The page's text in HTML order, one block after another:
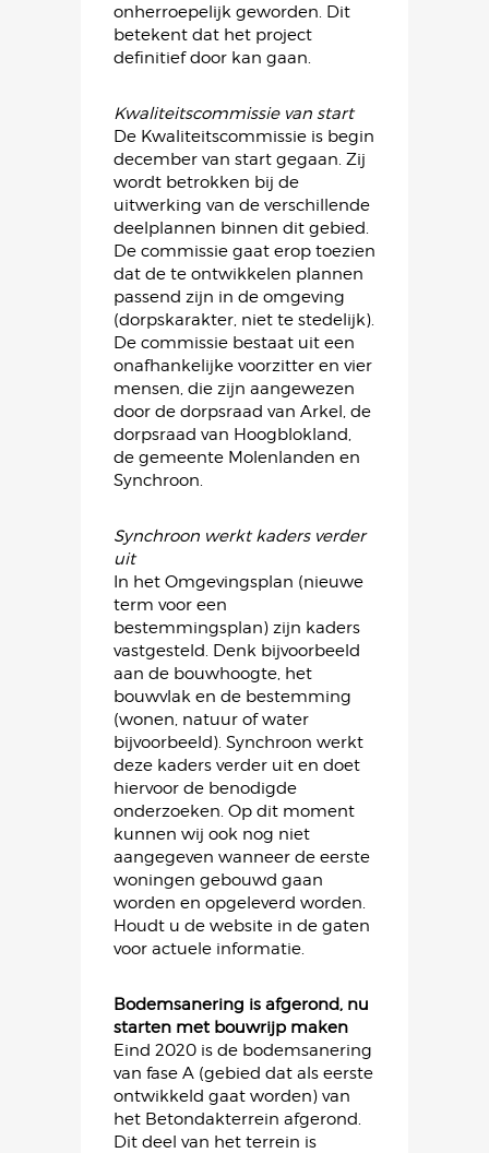
onherroepelijk geworden. Dit
betekent dat het project
definitief door kan gaan.
Kwaliteitscommissie van start
De Kwaliteitscommissie is begin
december van start gegaan. Zij
wordt betrokken bij de
uitwerking van de verschillende
deelplannen binnen dit gebied.
De commissie gaat erop toezien
dat de te ontwikkelen plannen
passend zijn in de omgeving
(dorpskarakter, niet te stedelijk).
De commissie bestaat uit een
onafhankelijke voorzitter en vier
mensen, die zijn aangewezen
door de dorpsraad van Arkel, de
dorpsraad van Hoogblokland,
de gemeente Molenlanden en
Synchroon.
Synchroon werkt kaders verder
uit
In het Omgevingsplan (nieuwe
term voor een
bestemmingsplan) zijn kaders
vastgesteld. Denk bijvoorbeeld
aan de bouwhoogte, het
bouwvlak en de bestemming
(wonen, natuur of water
bijvoorbeeld). Synchroon werkt
deze kaders verder uit en doet
hiervoor de benodigde
onderzoeken. Op dit moment
kunnen wij ook nog niet
aangegeven wanneer de eerste
woningen gebouwd gaan
worden en opgeleverd worden.
Houdt u de website in de gaten
voor actuele informatie.
Bodemsanering is afgerond, nu
starten met bouwrijp maken
Eind 2020 is de bodemsanering
van fase A (gebied dat als eerste
ontwikkeld gaat worden) van
het Betondakterrein afgerond.
Dit deel van het terrein is